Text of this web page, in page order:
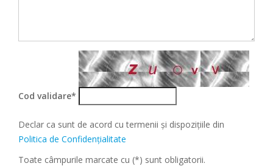
Cod validare*
Declar ca sunt de acord cu termenii și dispozițiile din
Politica de Confidențialitate
Toate câmpurile marcate cu (*) sunt obligatorii.